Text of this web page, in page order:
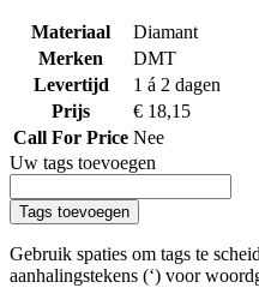
Materiaal
Diamant
Merken
DMT
Levertijd
1 á 2 dagen
Prijs
€ 18,15
Call For Price Nee
Uw tags toevoegen
Tags toevoegen
Gebruik spaties om tags te
aanhalingstekens (‘) voor